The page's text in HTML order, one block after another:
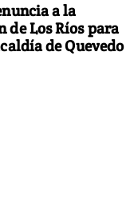
a la
de Los Ríos para
de Quevedo